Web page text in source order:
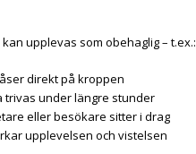
upplevas som obehaglig – t.ex.:
direkt på kroppen
trivas under längre stunder
eller besökare sitter i drag
upplevelsen och vistelsen